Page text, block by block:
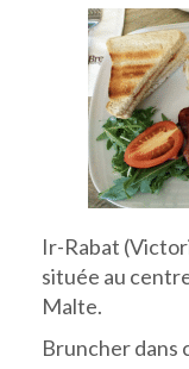
Ir-Rabat
située au
Malte.
Bruncher dans